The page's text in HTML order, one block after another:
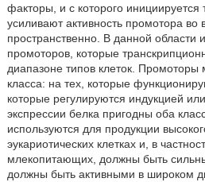
факторы, и с которого
усиливают активность промотора во
пространственно. В данной области
промоторов, которые
диапазоне типов клеток. Промоторы
класса: на тех, которые
которые регулируются индукцией
экспрессии белка пригодны оба
используются для продукции
эукариотических клетках и, в
млекопитающих, должны быть
должны быть активными в широком